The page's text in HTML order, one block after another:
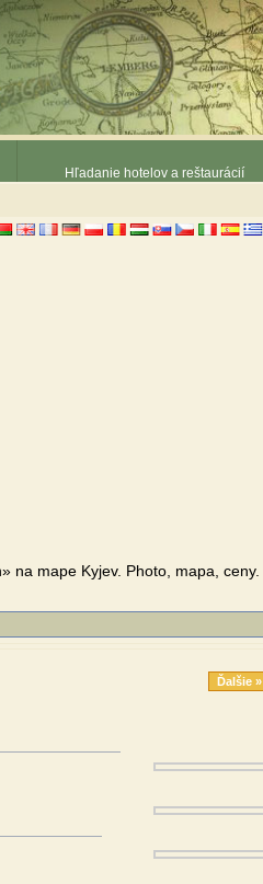
Hľadanie hotelov a reštaurácií
na mape Kyjev. Photo, mapa, ceny.
Ďalšie »